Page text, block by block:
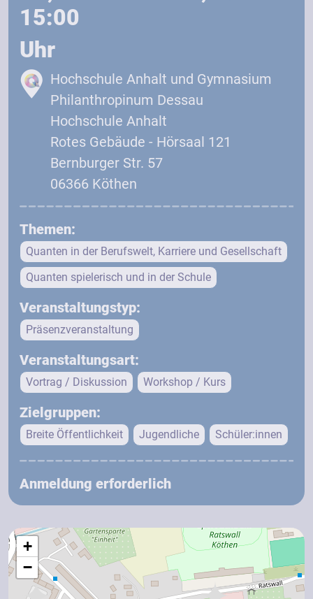
15:00
Uhr
Hochschule Anhalt und Gymnasium
Philanthropinum Dessau
Hochschule Anhalt
Rotes Gebäude - Hörsaal 121
Bernburger Str. 57
06366 Köthen
Themen:
Quanten in der Berufswelt, Karriere und Gesellschaft
Quanten spielerisch und in der Schule
Veranstaltungstyp:
Präsenzveranstaltung
Veranstaltungsart:
Vortrag / Diskussion Workshop / Kurs
Zielgruppen:
Breite Öffentlichkeit Jugendliche Schüler:innen
Anmeldung erforderlich
+
−